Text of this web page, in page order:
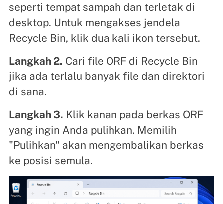
seperti tempat sampah dan terletak di
desktop. Untuk mengakses jendela
Recycle Bin, klik dua kali ikon tersebut.
Langkah 2. Cari file ORF di Recycle Bin
jika ada terlalu banyak file dan direktori
di sana.
Langkah 3. Klik kanan pada berkas ORF
yang ingin Anda pulihkan. Memilih
"Pulihkan" akan mengembalikan berkas
ke posisi semula.